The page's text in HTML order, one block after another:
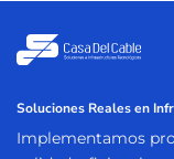
Soluciones Reales en
Implementamos